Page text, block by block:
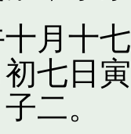
月十
七日
二。